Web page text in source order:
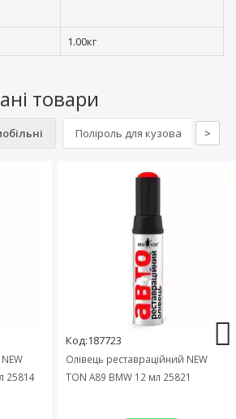
1.00кг
товари
Поліроль для кузова >
25814
Код:187723
Олівець реставраційний NEW
TON A89 BMW 12 мл 25821